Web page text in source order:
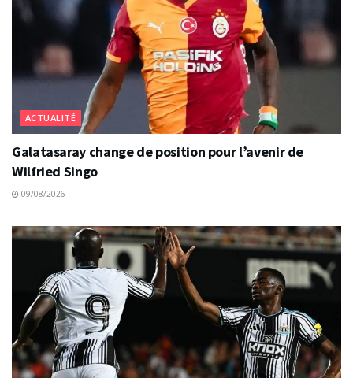
ACTUALITÉ
Galatasaray change de position pour l’avenir de
Wilfried Singo
09/08/2026